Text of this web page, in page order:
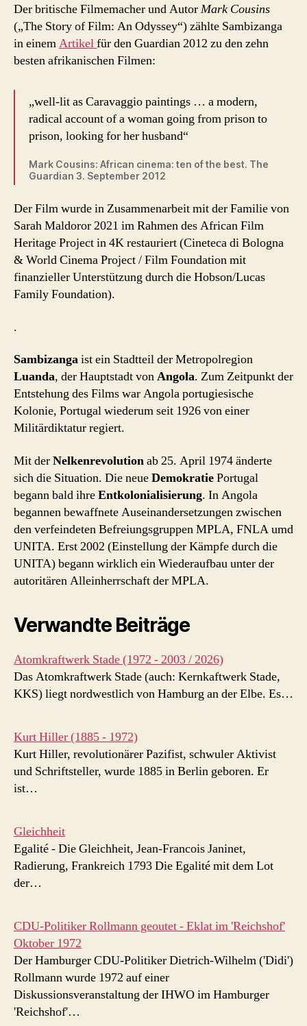
Der britische Filmemacher und AutorMark Cousins
(„The Story of Film: An Odyssey“) zählte Sambizanga
in einemArtikelfür den Guardian 2012 zu den zehn
besten afrikanischen Filmen:
„well-lit as Caravaggio paintings … a modern,
radical account of a woman going from prison to
prison, looking for her husband“
Mark Cousins: African cinema: ten of the best. The
Guardian 3. September 2012
Der Film wurde in Zusammenarbeit mit der Familie von
Sarah Maldoror 2021 im Rahmen des African Film
Heritage Project in 4K restauriert (Cineteca di Bologna
& World Cinema Project / Film Foundation mit
finanzieller Unterstützung durch die Hobson/Lucas
Family Foundation).
.
Sambizangaist ein Stadtteil der Metropolregion
Luanda, der Hauptstadt vonAngola. Zum Zeitpunkt der
Entstehung des Films war Angola portugiesische
Kolonie, Portugal wiederum seit 1926 von einer
Militärdiktatur regiert.
Mit derNelkenrevolutionab 25. April 1974 änderte
sich die Situation. Die neueDemokratiePortugal
begann bald ihreEntkolonialisierung. In Angola
begannen bewaffnete Auseinandersetzungen zwischen
den verfeindeten Befreiungsgruppen MPLA, FNLA umd
UNITA. Erst 2002 (Einstellung der Kämpfe durch die
UNITA) begann wirklich ein Wiederaufbau unter der
autoritären Alleinherrschaft der MPLA.
Verwandte Beiträge
Atomkraftwerk Stade (1972 - 2003 / 2026)
Das Atomkraftwerk Stade (auch: Kernkaftwerk Stade,
KKS) liegt nordwestlich von Hamburg an der Elbe. Es…
Kurt Hiller (1885 - 1972)
Kurt Hiller, revolutionärer Pazifist, schwuler Aktivist
und Schriftsteller, wurde 1885 in Berlin geboren. Er
ist…
Gleichheit
Egalité - Die Gleichheit, Jean-Francois Janinet,
Radierung, Frankreich 1793 Die Egalité mit dem Lot
der…
CDU-Politiker Rollmann geoutet - Eklat im 'Reichshof'
Oktober 1972
Der Hamburger CDU-Politiker Dietrich-Wilhelm ('Didi')
Rollmann wurde 1972 auf einer
Diskussionsveranstaltung der IHWO im Hamburger
'Reichshof'…